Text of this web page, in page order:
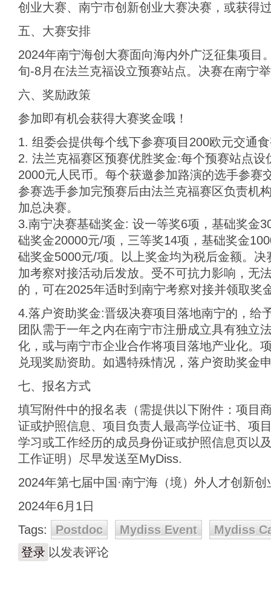
创业大赛、南宁市创新创业大赛决赛，或获得
五、大赛安排
2024年南宁海创大赛面向海内外广泛征集项目
旬-8月在法兰克福设立预赛站点。决赛在南宁
六、奖励政策
参加即有机会获得大赛奖金哦！
1. 组委会提供每个线下参赛项目200欧元交通
2. 法兰克福赛区预赛优胜奖金:每个预赛站点设
2000元人民币。每个获邀参加路演的选手参赛
参赛选手参加完预赛后由法兰克福赛区负责机
加总决赛。
3.南宁决赛基础奖金: 设一等奖6项，基础奖金
础奖金20000元/项，三等奖14项，基础奖金
础奖金5000元/项。以上奖金均为税后金额。
加考察对接活动后发放。受不可抗力影响，无
的，可在2025年适时到南宁考察对接并领取奖
4.落户资助奖金:晋级决赛项目落地南宁的，给
团队需于一年之内在南宁市注册成立具有独立
化，或与南宁市企业合作将项目落地产业化。
兑现奖励资助。如遇特殊情况，落户资助奖金
七、报名方式
填写附件中的报名表（需提供以下附件：项目
证或护照信息、项目负责人最高学位证书、项
学习或工作经历的成员身份证或护照信息页以
工作证明）尽早发送至MyDiss.
2024年第七届中国·南宁海（境）外人才创新
2024年6月1日
Tags:
Postdoc Mydiss Event
Mydiss
登录 以发表评论